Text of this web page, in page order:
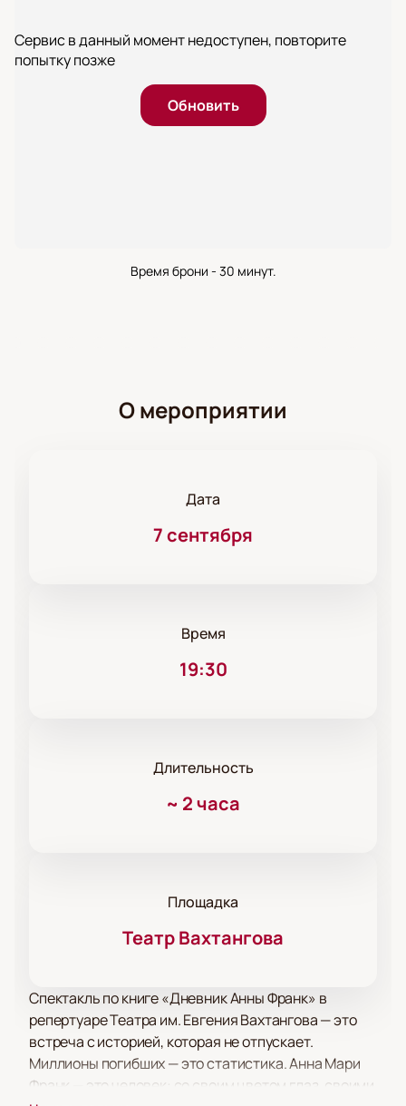
Сервис в данный момент недоступен, повторите
попытку позже
Обновить
Время брони - 30 минут.
О мероприятии
Дата
7 сентября
Время
19:30
Длительность
~ 2 часа
Площадка
Театр Вахтангова
Спектакль по книге «Дневник Анны Франк» в
репертуаре Театра им. Евгения Вахтангова — это
встреча с историей, которая не отпускает.
Миллионы погибших — это статистика. Анна Мари
Франк — это человек: со своим цветом глаз, своими